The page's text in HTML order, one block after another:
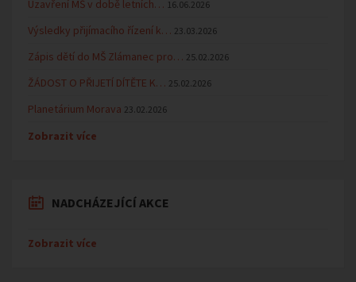
Uzavření MŠ v době letních… 16.06.2026
Výsledky přijímacího řízení k… 23.03.2026
Zápis dětí do MŠ Zlámanec pro… 25.02.2026
ŽÁDOST O PŘIJETÍ DÍTĚTE K… 25.02.2026
Planetárium Morava 23.02.2026
Zobrazit více
NADCHÁZEJÍCÍ AKCE
Zobrazit více